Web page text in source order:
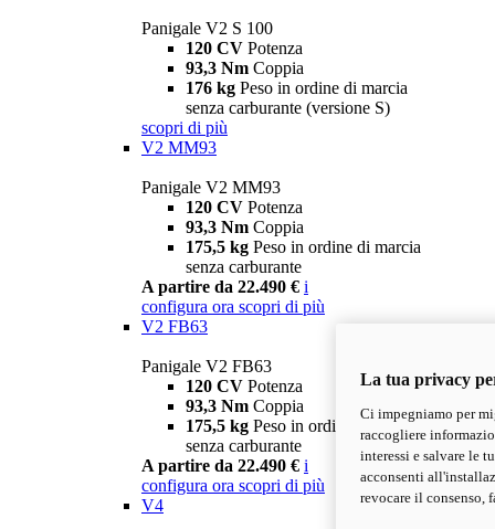
Panigale V2 S 100
120 CV Potenza
93,3 Nm Coppia
176 kg Peso in ordine di marcia
senza carburante (versione S)
scopri di più
V2 MM93
Panigale V2 MM93
120 CV Potenza
93,3 Nm Coppia
175,5 kg Peso in ordine di marcia
senza carburante
A partire da 22.490 € i
configura ora scopri di più
V2 FB63
Panigale V2 FB63
120 CV Potenza
93,3 Nm Coppia
175,5 kg Peso in ordine di marcia
senza carburante
A partire da 22.490 € i
configura ora scopri di più
V4
La tua privacy
Ci impegniamo per
raccogliere
interessi e salvare le
acconsenti
revocare il consenso,